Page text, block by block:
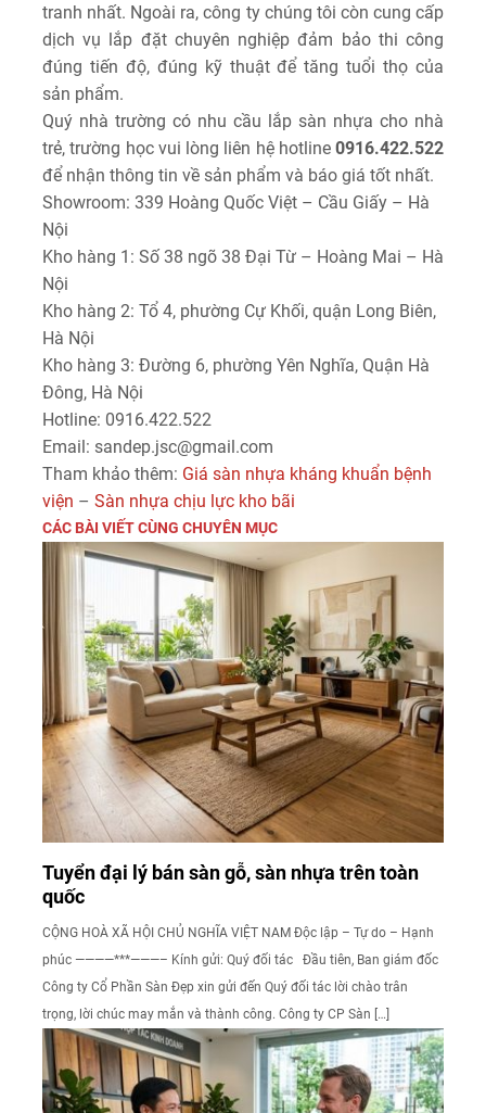
tranh nhất. Ngoài ra, công ty chúng tôi còn cung cấp
dịch vụ lắp đặt chuyên nghiệp đảm bảo thi công
đúng tiến độ, đúng kỹ thuật để tăng tuổi thọ của
sản phẩm.
Quý nhà trường có nhu cầu lắp sàn nhựa cho nhà
trẻ, trường học vui lòng liên hệ hotline 0916.422.522
để nhận thông tin về sản phẩm và báo giá tốt nhất.
Showroom: 339 Hoàng Quốc Việt – Cầu Giấy – Hà
Nội
Kho hàng 1: Số 38 ngõ 38 Đại Từ – Hoàng Mai – Hà
Nội
Kho hàng 2: Tổ 4, phường Cự Khối, quận Long Biên,
Hà Nội
Kho hàng 3: Đường 6, phường Yên Nghĩa, Quận Hà
Đông, Hà Nội
Hotline: 0916.422.522
Email: sandep.jsc@gmail.com
Tham khảo thêm: Giá sàn nhựa kháng khuẩn bệnh
viện – Sàn nhựa chịu lực kho bãi
CÁC BÀI VIẾT CÙNG CHUYÊN MỤC
Tuyển đại lý bán sàn gỗ, sàn nhựa trên toàn
quốc
CỘNG HOÀ XÃ HỘI CHỦ NGHĨA VIỆT NAM Độc lập – Tự do – Hạnh
phúc ————***———– Kính gửi: Quý đối tác Đầu tiên, Ban giám đốc
Công ty Cổ Phần Sàn Đẹp xin gửi đến Quý đối tác lời chào trân
trọng, lời chúc may mắn và thành công. Công ty CP Sàn […]